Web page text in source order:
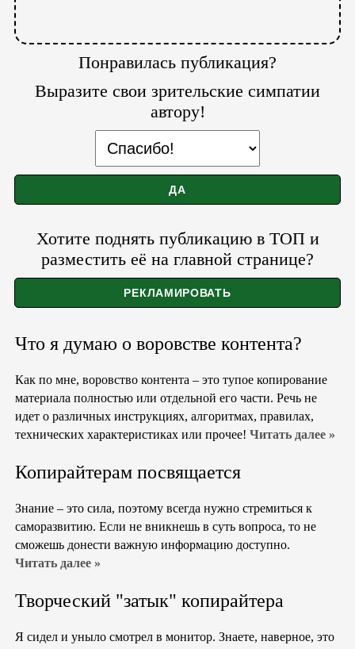
Понравилась публикация?
Выразите свои зрительские симпатии
автору!
Хотите поднять публикацию в ТОП и
разместить её на главной странице?
Что я думаю о воровстве контента?
Как по мне, воровство контента – это тупое копирование
материала полностью или отдельной его части. Речь не
идет о различных инструкциях, алгоритмах, правилах,
технических характеристиках или прочее! Читать далее »
Копирайтерам посвящается
Знание – это сила, поэтому всегда нужно стремиться к
саморазвитию. Если не вникнешь в суть вопроса, то не
сможешь донести важную информацию доступно.
Читать далее »
Творческий "затык" копирайтера
Я сидел и уныло смотрел в монитор. Знаете, наверное, это